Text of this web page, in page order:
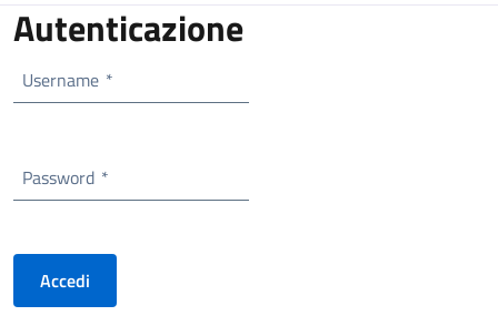
Autenticazione
Username *
Password *
Accedi